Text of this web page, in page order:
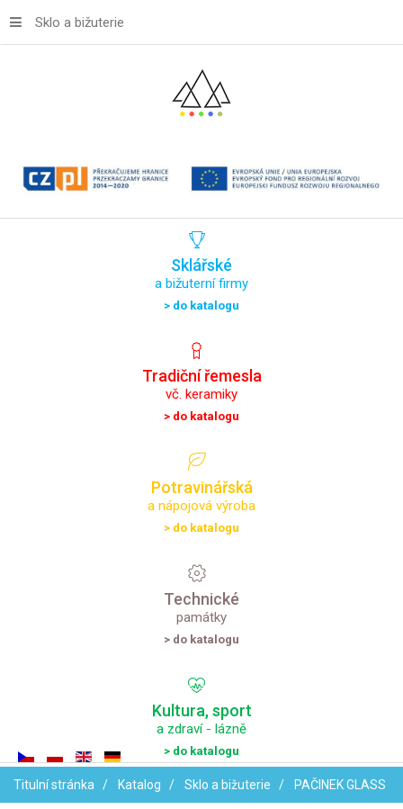
Sklo a bižuterie
Sklářské
a bižuterní firmy
> do katalogu
Tradiční řemesla
vč. keramiky
> do katalogu
Potravinářská
a nápojová výroba
> do katalogu
Technické
památky
> do katalogu
Kultura, sport
a zdraví - lázně
> do katalogu
Titulní stránka Katalog Sklo a bižuterie PAČINEK GLASS